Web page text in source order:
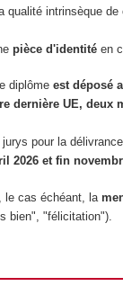
qualité intrinsèque de
pièce d'identitéen
diplôme est déposé
dernière UE, deux
pour la
2026 et fin
le cas échéant, la
bien", "félicitation").